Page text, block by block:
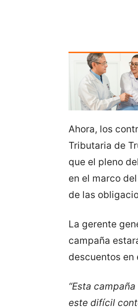
Ahora, los
Tributaria de
que el pleno
en el marco
de las
La gerente
campaña
descuentos en
“Esta
este difícil